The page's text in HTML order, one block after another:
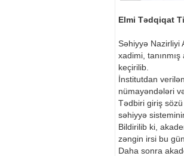
Elmi Tədqiqat
Səhiyyə Nazirliyi
xadimi,
keçirilib.
İnstitutdan
nümayəndələri
Tədbiri giriş
səhiyyə
Bildirilib ki,
zəngin irsi bu
Daha sonra